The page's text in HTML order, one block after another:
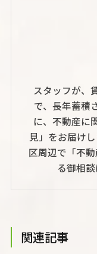
スタッフが、
で、長年蓄積
に、不動産に
見」をお届け
区周辺で「不
る御相
関連記事